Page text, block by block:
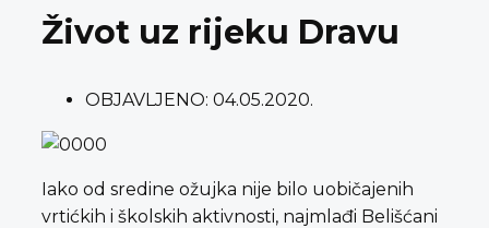
Život uz rijeku Dravu
OBJAVLJENO: 04.05.2020.
Iako od sredine ožujka nije bilo uobičajenih
vrtićkih i školskih aktivnosti, najmlađi Belišćani